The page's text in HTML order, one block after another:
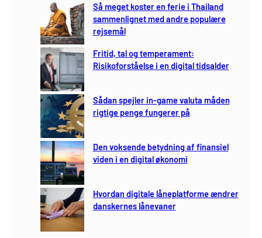
Så meget koster en ferie i Thailand
sammenlignet med andre populære
rejsemål
Fritid, tal og temperament:
Risikoforståelse i en digital tidsalder
Sådan spejler in-game valuta måden
rigtige penge fungerer på
Den voksende betydning af finansiel
viden i en digital økonomi
Hvordan digitale låneplatforme ændrer
danskernes lånevaner